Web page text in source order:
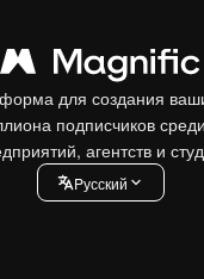
для создания
подписчиков
агентств и
Pусский